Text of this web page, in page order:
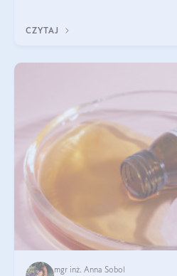
CZYTAJ
mgr inż. Anna Sobol